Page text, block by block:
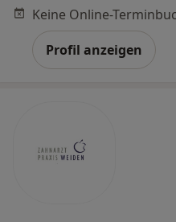
Profil anzeigen